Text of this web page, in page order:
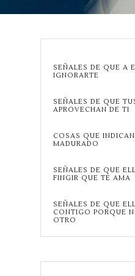
SEÑALES DE QUE A
IGNORARTE
SEÑALES DE QUE
APROVECHAN DE TI
COSAS QUE
MADURADO
SEÑALES DE QUE
FINGIR QUE TE AMA
SEÑALES DE QUE
CONTIGO PORQUE
OTRO